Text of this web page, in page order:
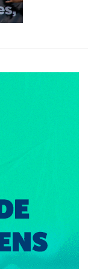
Contas